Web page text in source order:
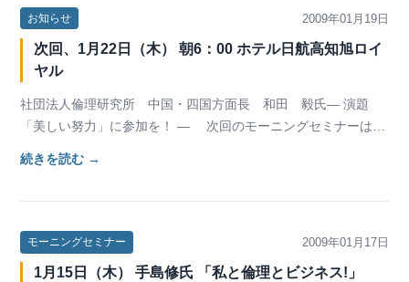
お知らせ 2009年01月19日
次回、1月22日（木） 朝6：00 ホテル日航高知旭ロイ
ヤル
社団法人倫理研究所 中国・四国方面長 和田 毅氏― 演題
「美しい努力」に参加を！ ― 次回のモーニングセミナーは、
続きを読む →
モーニングセミナー 2009年01月17日
1月15日（木） 手島修氏 「私と倫理とビジネス!」